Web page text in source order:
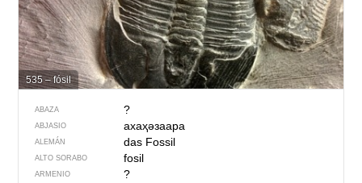
535 – fósil
ABAZA ?
ABJASIO ахаҳәзаара
ALEMÁN das Fossil
ALTO SORABO fosil
ARMENIO ?